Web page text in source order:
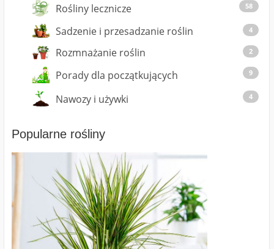
Rośliny lecznicze 58
Sadzenie i przesadzanie roślin 4
Rozmnażanie roślin 2
Porady dla początkujących 9
Nawozy i używki 4
Popularne rośliny